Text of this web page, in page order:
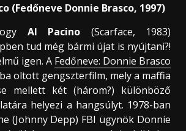
(Fedőneve Donnie Brasco, 1997)
Al Pacino (Scarface, 1983)
tud még bármi újat is nyújtani?!
igen. A Fedőneve: Donnie Brasco
oltott gengszterfilm, mely a maffia
mellett két (három?) különböző
helyezi a hangsúlyt. 1978-ban
(Johnny Depp) FBI ügynök Donnie